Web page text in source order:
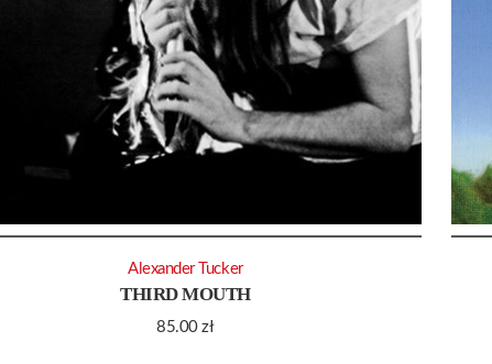
THIRD MOUTH
85.00zł
Alexander Tucker